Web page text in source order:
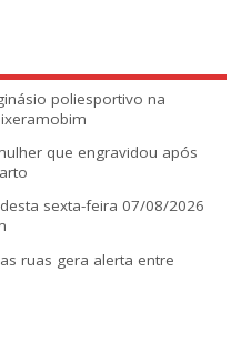
poliesportivo na
que engravidou após
sexta-feira 07/08/2026
ruas gera alerta entre